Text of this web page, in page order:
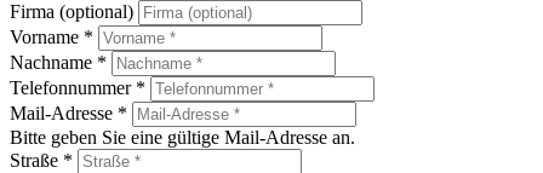
Firma (optional)
Vorname *
Nachname *
Telefonnummer *
Mail-Adresse *
Bitte geben Sie eine gültige Mail-Adresse an.
Straße *